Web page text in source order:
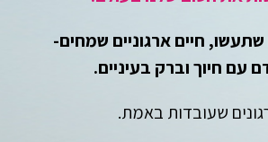
לארגונים
אבקת קסמים